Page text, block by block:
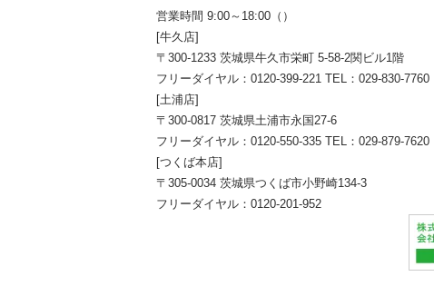
営業時間 9:00～18:00（）
[牛久店]
〒300-1233 茨城県牛久市栄町 5-58-2関ビル1階
フリーダイヤル： 0120-399-221 TEL： 029-830-7760
[土浦店]
〒300-0817 茨城県土浦市永国27-6
フリーダイヤル： 0120-550-335 TEL： 029-879-7620
[つくば本店]
〒305-0034 茨城県つくば市小野崎134-3
フリーダイヤル： 0120-201-952